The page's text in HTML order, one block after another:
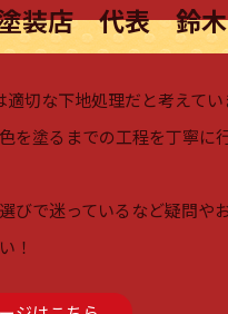
装店 代表 鈴
切な下地処理だと考えてい
を塗るまでの工程を丁寧に
びで迷っているなど疑問や
！